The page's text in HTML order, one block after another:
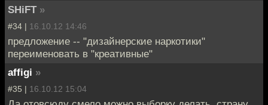
SHiFT »
#34 | 16.10.12 14:46
предложение -- "дизайнерские наркотики"
переименовать в "креативные"
affigi »
#35 | 16.10.12 15:04